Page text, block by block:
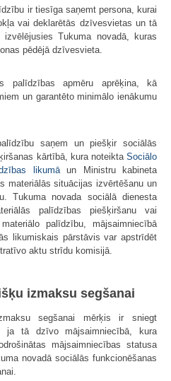
ir tiesīga saņemt persona, kurai
vai deklarētās dzīvesvietas un tā
Tukuma novadā, kuras
pēdējā dzīvesvieta.
palīdzības apmēru aprēķina, kā
un garantēto minimālo ienākumu
saņem un piešķir sociālās
kārtībā, kura noteikta Sociālo
likumāun Ministru kabineta
materiālās situācijas izvērtēšanu un
Tukuma novada sociālā dienesta
palīdzības piešķiršanu vai
palīdzību, mājsaimniecībā
likumiskais pārstāvis var apstrīdēt
aktu strīdu komisijā.
izmaksu segšanai
segšanai mērķis ir sniegt
ja tā dzīvo mājsaimniecībā, kura
mājsaimniecības statusa
novadā sociālās funkcionēšanas